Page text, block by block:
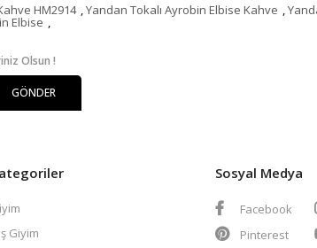
HM2914 ,Yandan Tokalı Ayrobin Elbise Kahve ,
Elbise ,
Olsun !
GÖNDER
Giyim
Sosyal Medya
Facebook
Pinterest